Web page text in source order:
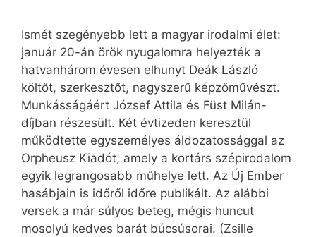
Ismét szegényebb lett a magyar irodalmi élet:
január 20-án örök nyugalomra helyezték a
hatvanhárom évesen elhunyt Deák László
költőt, szerkesztőt, nagyszerű képzőművészt.
Munkásságáért József Attila és Füst Milán-
díjban részesült. Két évtizeden keresztül
működtette egyszemélyes áldozatossággal az
Orpheusz Kiadót, amely a kortárs szépirodalom
egyik legrangosabb műhelye lett. Az Új Ember
hasábjain is időről időre publikált. Az alábbi
versek a már súlyos beteg, mégis huncut
mosolyú kedves barát búcsúsorai. (Zsille